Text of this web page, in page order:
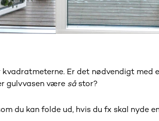
Er det nødvendigt med
gulvvasen være såstor?
du kan folde ud, hvis du fx skal nyde